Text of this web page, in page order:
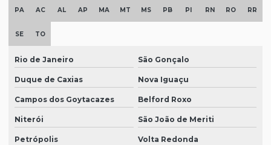
PA AC AL AP MA MT MS PB PI RN RO RR
SE TO
Rio de Janeiro São Gonçalo
Duque de Caxias Nova Iguaçu
Campos dos Goytacazes Belford Roxo
Niterói São João de Meriti
Petrópolis Volta Redonda